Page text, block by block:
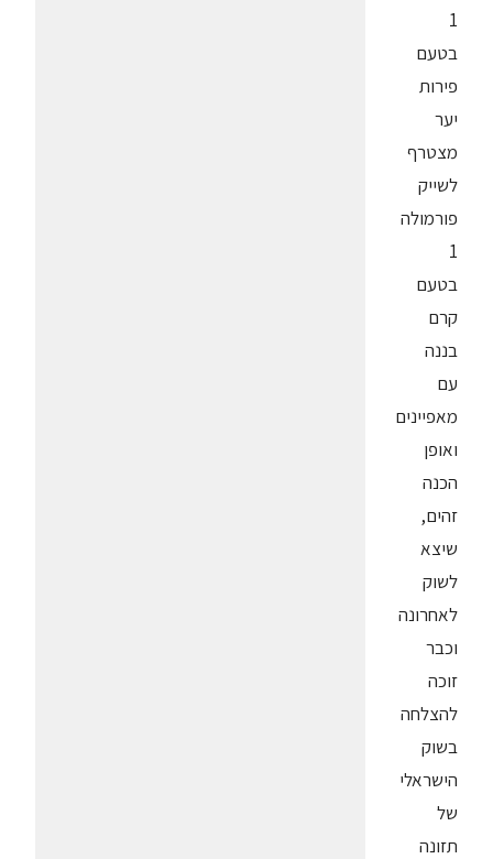
1
בטעם
פירות
יער
מצטרף
לשייק
פורמולה
1
בטעם
קרם
בננה
עם
מאפיינים
ואופן
הכנה
זהים,
שיצא
לשוק
לאחרונה
וכבר
זוכה
להצלחה
בשוק
הישראלי
של
תזונה